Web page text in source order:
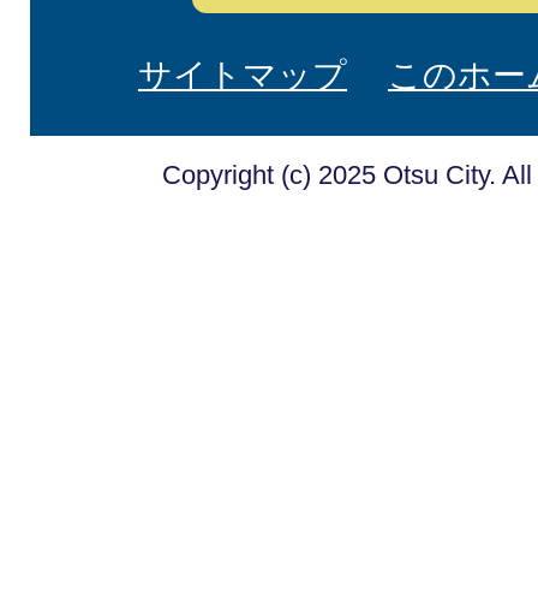
サイトマップ このホ
Copyright (c) 2025 Otsu City.